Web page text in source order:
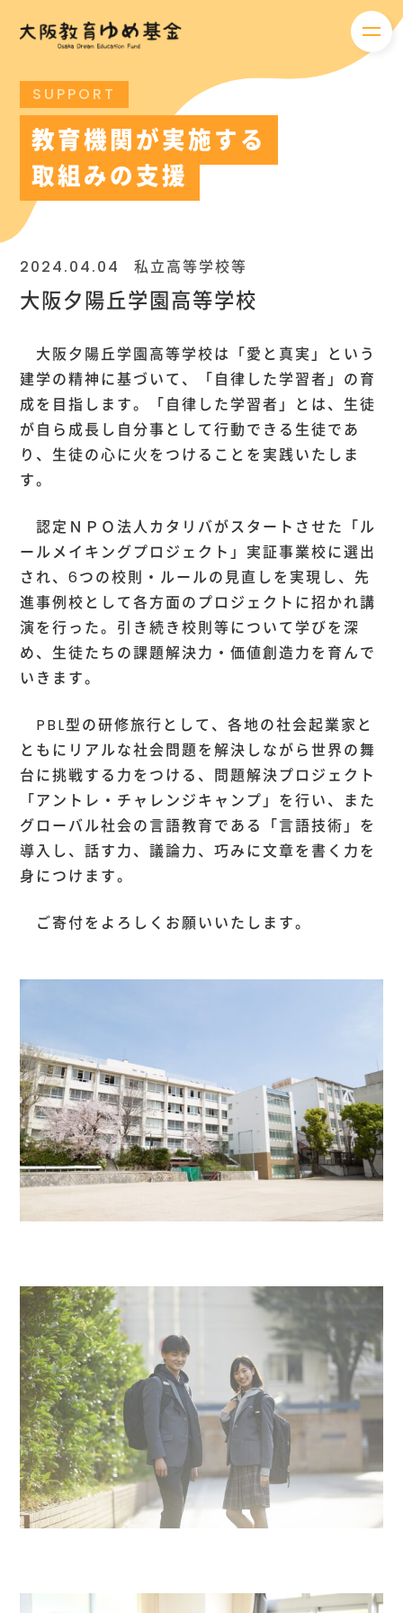
メニ
SUPPORT
教育機関が実施する
取組みの支援
2024.04.04 私立高等学校等
大阪夕陽丘学園高等学校
大阪夕陽丘学園高等学校は「愛と真実」という
建学の精神に基づいて、「自律した学習者」の育
成を目指します。「自律した学習者」とは、生徒
が自ら成長し自分事として行動できる生徒であ
り、生徒の心に火をつけることを実践いたしま
す。
認定ＮＰＯ法人カタリバがスタートさせた「ル
ールメイキングプロジェクト」実証事業校に選出
され、6つの校則・ルールの見直しを実現し、先
進事例校として各方面のプロジェクトに招かれ講
演を行った。引き続き校則等について学びを深
め、生徒たちの課題解決力・価値創造力を育んで
いきます。
PBL型の研修旅行として、各地の社会起業家と
ともにリアルな社会問題を解決しながら世界の舞
台に挑戦する力をつける、問題解決プロジェクト
「アントレ・チャレンジキャンプ」を行い、また
グローバル社会の言語教育である「言語技術」を
導入し、話す力、議論力、巧みに文章を書く力を
身につけます。
ご寄付をよろしくお願いいたします。